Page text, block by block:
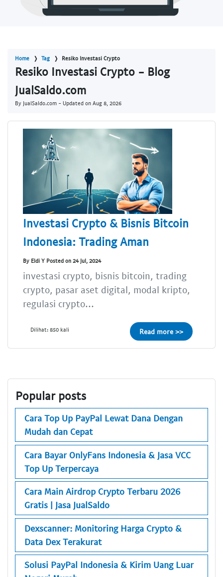
Home Tag Resiko Investasi Crypto
Resiko Investasi Crypto - Blog
JualSaldo.com
By JualSaldo.com - Updated on Aug 8, 2026
Investasi Crypto & Bisnis Bitcoin
Indonesia: Trading Aman
By Eldi Y Posted on 24 Jul, 2024
investasi crypto, bisnis bitcoin, trading
crypto, pasar aset digital, modal kripto,
regulasi crypto...
Dilihat: 850 kali Read more >>
Popular posts
Cara Top Up PayPal Lewat Dana Dengan
Mudah dan Cepat
Cara Bayar OnlyFans Indonesia & Jasa VCC
Top Up Terpercaya
Cara Main Airdrop Crypto Terbaru 2026
Gratis | Jasa JualSaldo
Dexscanner: Monitoring Harga Crypto &
Data Dex Terakurat
Solusi PayPal Indonesia & Kirim Uang Luar